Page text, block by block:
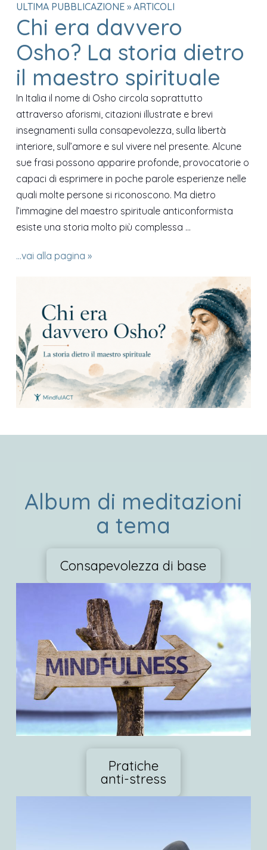
ULTIMA PUBBLICAZIONE » ARTICOLI
Chi era davvero
Osho? La storia dietro
il maestro spirituale
In Italia il nome di Osho circola soprattutto
attraverso aforismi, citazioni illustrate e brevi
insegnamenti sulla consapevolezza, sulla libertà
interiore, sull’amore e sul vivere nel presente. Alcune
sue frasi possono apparire profonde, provocatorie o
capaci di esprimere in poche parole esperienze nelle
quali molte persone si riconoscono. Ma dietro
l’immagine del maestro spirituale anticonformista
esiste una storia molto più complessa ...
...vai alla pagina »
Album di meditazioni
a tema
Consapevolezza di base
Pratiche
anti-stress